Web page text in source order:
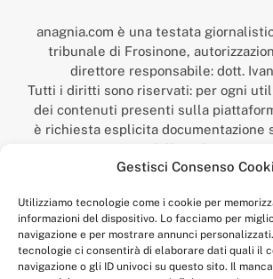
Gestisci Consenso
Utilizziamo tecnologie come i cookie per
informazioni del dispositivo. Lo facciamo per
navigazione e per mostrare annunci
tecnologie ci consentirà di elaborare dati quali il
navigazione o gli ID univoci su questo sito. Il
anagnia.com è una testata
tribunale di Frosinone,
direttore responsabile: dott.
Tutti i diritti sono riservati: per ogni
dei contenuti presenti sulla
è richiesta esplicita documentazione
della redazione.
“Anagnia” è un marchio registrato
Economico,
num. registrazione: 302017000014044
Per contatti: